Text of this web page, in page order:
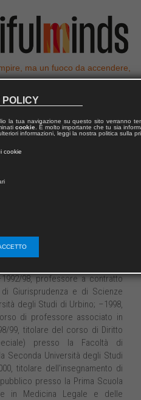
ma un fuoco da accendere,
in Giurisprudenza presso
di Napoli Federico II con una
92, professore a contratto
presso la Facoltà di
98, professore a contratto
Giurisprudenza e di Scienze
degli Studi di Urbino; –1998,
di professore associato in
99, titolare del corso di Diritto
presso la Facoltà di
Seconda Università degli Studi
titolare dell'insegnamento di
presso la Prima Scuola
in Medicina Legale e delle
POLICY
la tua navigazione su questo sito verranno
cookie. È molto importante che tu sia
informazioni, leggi la nostra politica sulla
cookie